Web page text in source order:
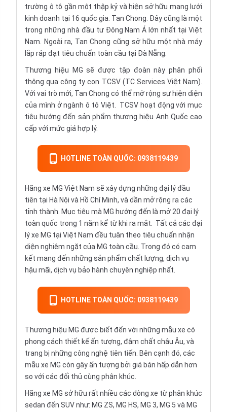
trường ô tô gần một thập kỷ và hiện sở hữu mạng lưới
kinh doanh tại 16 quốc gia. Tan Chong. Đây cũng là một
trong những nhà đầu tư Đông Nam Á lớn nhất tại Việt
Nam. Ngoài ra, Tan Chong cũng sở hữu một nhà máy
lắp ráp đạt tiêu chuẩn toàn cầu tại Đà Nẵng.
Thương hiệu MG sẽ được tập đoàn này phân phối
thông qua công ty con TCSV (TC Services Việt Nam).
Với vai trò mới, Tan Chong có thể mở rộng sự hiện diện
của mình ở ngành ô tô Việt. TCSV hoạt động với mục
tiêu hướng đến sản phẩm thương hiệu Anh Quốc cao
cấp với mức giá hợp lý.
HOTLINE TOÀN QUỐC: 0938119439
Hãng xe MG Việt Nam sẽ xây dựng những đại lý đầu
tiên tại Hà Nội và Hồ Chí Minh, và dần mở rộng ra các
tỉnh thành. Mục tiêu mà MG hướng đến là mở 20 đại lý
toàn quốc trong 1 năm kể từ khi ra mắt. Tất cả các đại
lý xe MG tại Việt Nam đều tuân theo tiêu chuẩn nhận
diện nghiêm ngặt của MG toàn cầu. Trong đó có cam
kết mang đến những sản phẩm chất lượng, dịch vụ
hậu mãi, dịch vụ bảo hành chuyên nghiệp nhất.
HOTLINE TOÀN QUỐC: 0938119439
Thương hiệu MG được biết đến với những mẫu xe có
phong cách thiết kế ấn tượng, đậm chất châu Âu, và
trang bị những công nghệ tiên tiến. Bên cạnh đó, các
mẫu xe MG còn gây ấn tượng bởi giá bán hấp dẫn hơn
so với các đối thủ cùng phân khúc.
Hãng xe MG sở hữu rất nhiều các dòng xe từ phân khúc
sedan đến SUV như: MG ZS, MG HS, MG 3, MG 5 và MG